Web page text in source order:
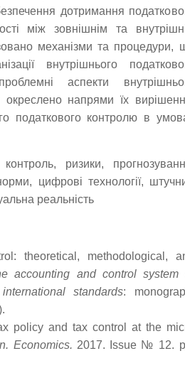
дотримання
між зовнішнім та
механізми та процедури,
внутрішнього
аспекти
окреслено напрями їх
податкового контролю в
ризики,
цифрові технології,
реальність
theoretical, methodological,
accounting and control system
standards:
policy and tax control at the
Economics. 2017. Issue № 12.